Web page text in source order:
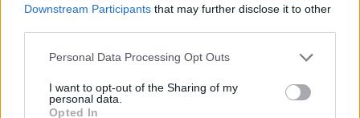
Downstream Participants that may further disclose it to other
Personal Data Processing Opt Outs
I want to opt-out of the Sharing of my
personal data.
Opted In